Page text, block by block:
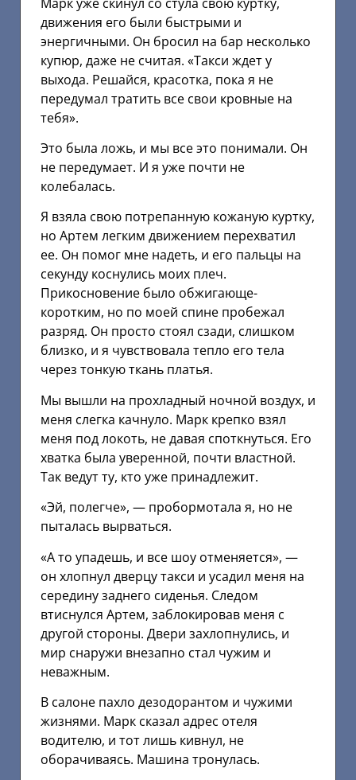
движения его были быстрыми и
энергичными. Он бросил на бар несколько
купюр, даже не считая. «Такси ждет у
выхода. Решайся, красотка, пока я не
передумал тратить все свои кровные на
тебя».
Это была ложь, и мы все это понимали. Он
не передумает. И я уже почти не
колебалась.
Я взяла свою потрепанную кожаную куртку,
но Артем легким движением перехватил
ее. Он помог мне надеть, и его пальцы на
секунду коснулись моих плеч.
Прикосновение было обжигающе-
коротким, но по моей спине пробежал
разряд. Он просто стоял сзади, слишком
близко, и я чувствовала тепло его тела
через тонкую ткань платья.
Мы вышли на прохладный ночной воздух, и
меня слегка качнуло. Марк крепко взял
меня под локоть, не давая споткнуться. Его
хватка была уверенной, почти властной.
Так ведут ту, кто уже принадлежит.
«Эй, полегче», — пробормотала я, но не
пыталась вырваться.
«А то упадешь, и все шоу отменяется», —
он хлопнул дверцу такси и усадил меня на
середину заднего сиденья. Следом
втиснулся Артем, заблокировав меня с
другой стороны. Двери захлопнулись, и
мир снаружи внезапно стал чужим и
неважным.
В салоне пахло дезодорантом и чужими
жизнями. Марк сказал адрес отеля
водителю, и тот лишь кивнул, не
оборачиваясь. Машина тронулась.